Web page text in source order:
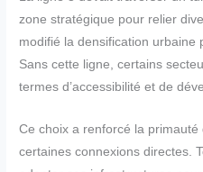
zone stratégique pour relier
modifié la densification urbaine
Sans cette ligne, certains
termes d’accessibilité et de
Ce choix a renforcé la
certaines connexions directes.